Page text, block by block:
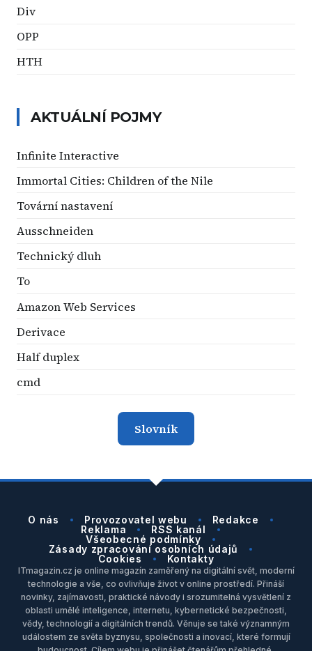
Div
OPP
HTH
AKTUÁLNÍ POJMY
Infinite Interactive
Immortal Cities: Children of the Nile
Tovární nastavení
Ausschneiden
Technický dluh
To
Amazon Web Services
Derivace
Half duplex
cmd
Slovník
O nás Provozovatel webu
Redakce
Reklama
RSS kanál
Všeobecné podmínky
Zásady zpracování osobních údajů
Cookies
Kontakty
ITmagazin.cz je online magazín zaměřený na digitální svět, moderní
technologie a vše, co ovlivňuje život v online prostředí. Přináší
novinky, zajímavosti, praktické návody i srozumitelná vysvětlení z
oblasti umělé inteligence, internetu, kybernetické bezpečnosti,
vědy, technologií a digitálních trendů. Věnuje se také významným
událostem ze světa byznysu, společnosti a inovací, které formují